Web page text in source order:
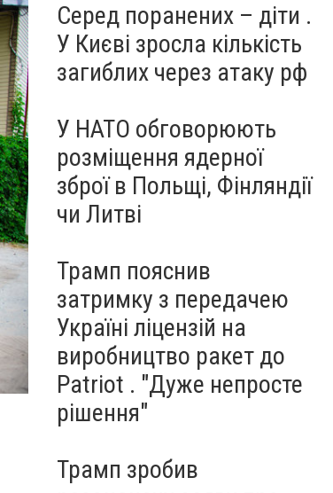
Серед поранених – діти .
У Києві зросла кількість
загиблих через атаку рф
У НАТО обговорюють
розміщення ядерної
зброї в Польщі, Фінляндії
чи Литві
Трамп пояснив
затримку з передачею
Україні ліцензій на
виробництво ракет до
Patriot . "Дуже непросте
рішення"
Трамп зробив